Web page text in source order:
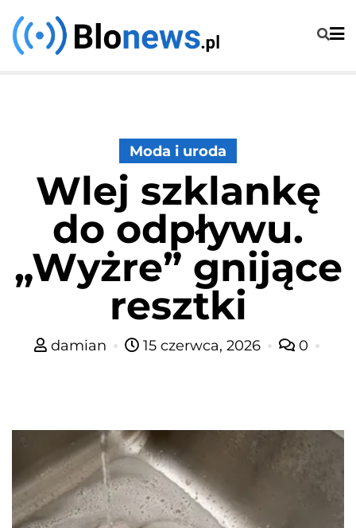
Skip
to
Moda i uroda
Wlej szklankę
do odpływu.
„Wyżre” gnijące
resztki
damian 15 czerwca, 2026 0